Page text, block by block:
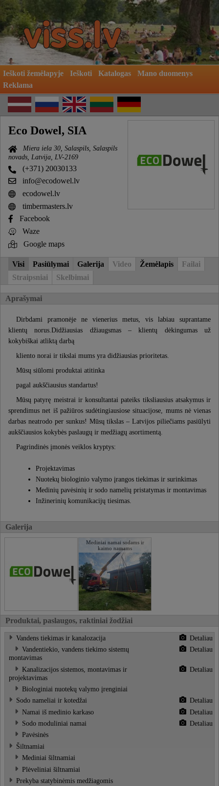
Ieškoti žemėlapyje Ieškoti Katalogas
Mano duomenys
Reklama
Eco Dowel, SIA
Miera iela 30, Salaspils, Salaspils
novads, Latvija, LV-2169
(+371) 20030133
info@ecodowel.lv
ecodowel.lv
timbermasters.lv
Facebook
Waze
Google maps
Visi Pasiūlymai Galerija Video Žemėlapis
Failai
Straipsniai
Skelbimai
Aprašymai
Dirbdami pramonėje ne vienerius metus, vis labiau suprantame
klientų norus.Didžiausias džiaugsmas – klientų dėkingumas už
kokybiškai atliktą darbą
kliento norai ir tikslai mums yra didžiausias prioritetas.
Mūsų siūlomi produktai atitinka
pagal aukščiausius standartus!
Mūsų patyrę meistrai ir konsultantai pateiks tiksliausius atsakymus ir
sprendimus net iš pažiūros sudėtingiausiose situacijose, mums nė vienas
darbas neatrodo per sunkus! Mūsų tikslas – Latvijos piliečiams pasiūlyti
aukščiausios kokybės paslaugų ir medžiagų asortimentą.
Pagrindinės įmonės veiklos kryptys:
Projektavimas
Nuotekų biologinio valymo įrangos tiekimas ir surinkimas
Medinių pavėsinių ir sodo namelių pristatymas ir montavimas
Inžinerinių komunikacijų tiesimas.
Galerija
Mediniai namai sodams ir
kaimo namams
Produktai, paslaugos, raktiniai žodžiai
Vandens tiekimas ir kanalozacija
Detaliau
Vandentiekio, vandens tiekimo sistemų
montavimas
Detaliau
Kanalizacijos sistemos, montavimas ir
projektavimas
Detaliau
Biologiniai nuotekų valymo įrenginiai
Sodo nameliai ir kotedžai
Detaliau
Namai iš medinio karkaso
Detaliau
Sodo moduliniai namai
Detaliau
Pavėsinės
Šiltnamiai
Mediniai šiltnamiai
Plėveliniai šiltnamiai
Prekyba statybinėmis medžiagomis